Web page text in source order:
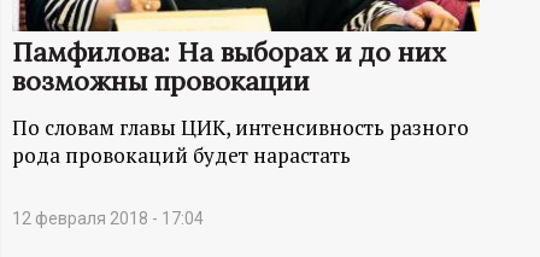
Й
Д
А
Памфилова: На выборах и до них
возможны провокации
По словам главы ЦИК, интенсивность разного
рода провокаций будет нарастать
12 февраля 2018 - 17:04